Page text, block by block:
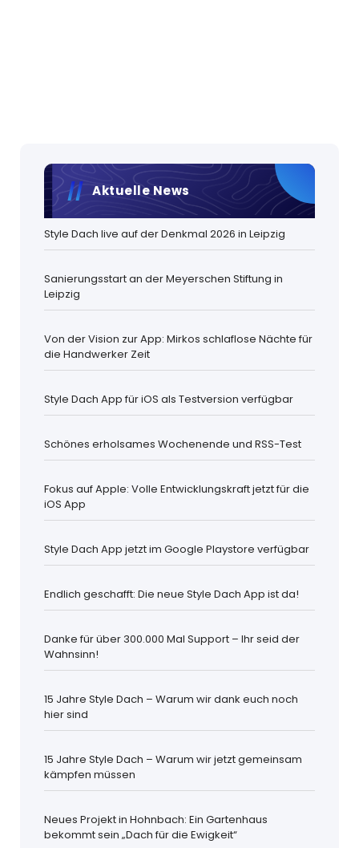
Aktuelle News
Style Dach live auf der Denkmal 2026 in Leipzig
Sanierungsstart an der Meyerschen Stiftung in
Leipzig
Von der Vision zur App: Mirkos schlaflose Nächte für
die Handwerker Zeit
Style Dach App für iOS als Testversion verfügbar
Schönes erholsames Wochenende und RSS-Test
Fokus auf Apple: Volle Entwicklungskraft jetzt für die
iOS App
Style Dach App jetzt im Google Playstore verfügbar
Endlich geschafft: Die neue Style Dach App ist da!
Danke für über 300.000 Mal Support – Ihr seid der
Wahnsinn!
15 Jahre Style Dach – Warum wir dank euch noch
hier sind
15 Jahre Style Dach – Warum wir jetzt gemeinsam
kämpfen müssen
Neues Projekt in Hohnbach: Ein Gartenhaus
bekommt sein „Dach für die Ewigkeit“